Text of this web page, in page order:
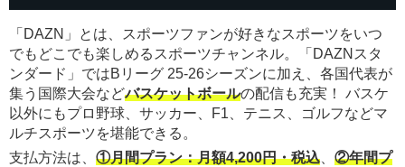
「DAZN」とは、スポーツファンが好きなスポーツをいつ
でもどこでも楽しめるスポーツチャンネル。「DAZNスタ
ンダード」ではBリーグ 25-26シーズンに加え、各国代表が
集う国際大会などバスケットボールの配信も充実！ バスケ
以外にもプロ野球、サッカー、F1、テニス、ゴルフなどマ
ルチスポーツを堪能できる。
支払方法は、 ①月間プラン：月額4,200円・税込、 ②年間プ